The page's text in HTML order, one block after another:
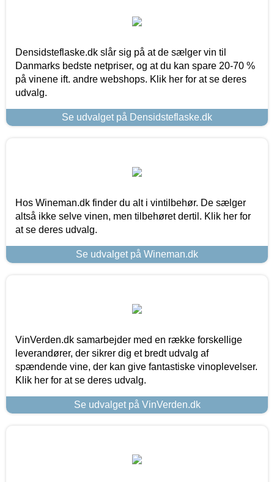
Densidsteflaske.dk slår sig på at de sælger vin til
Danmarks bedste netpriser, og at du kan spare 20-70 %
på vinene ift. andre webshops. Klik her for at se deres
udvalg.
Se udvalget på Densidsteflaske.dk
Hos Wineman.dk finder du alt i vintilbehør. De sælger
altså ikke selve vinen, men tilbehøret dertil. Klik her for
at se deres udvalg.
Se udvalget på Wineman.dk
VinVerden.dk samarbejder med en række forskellige
leverandører, der sikrer dig et bredt udvalg af
spændende vine, der kan give fantastiske vinoplevelser.
Klik her for at se deres udvalg.
Se udvalget på VinVerden.dk